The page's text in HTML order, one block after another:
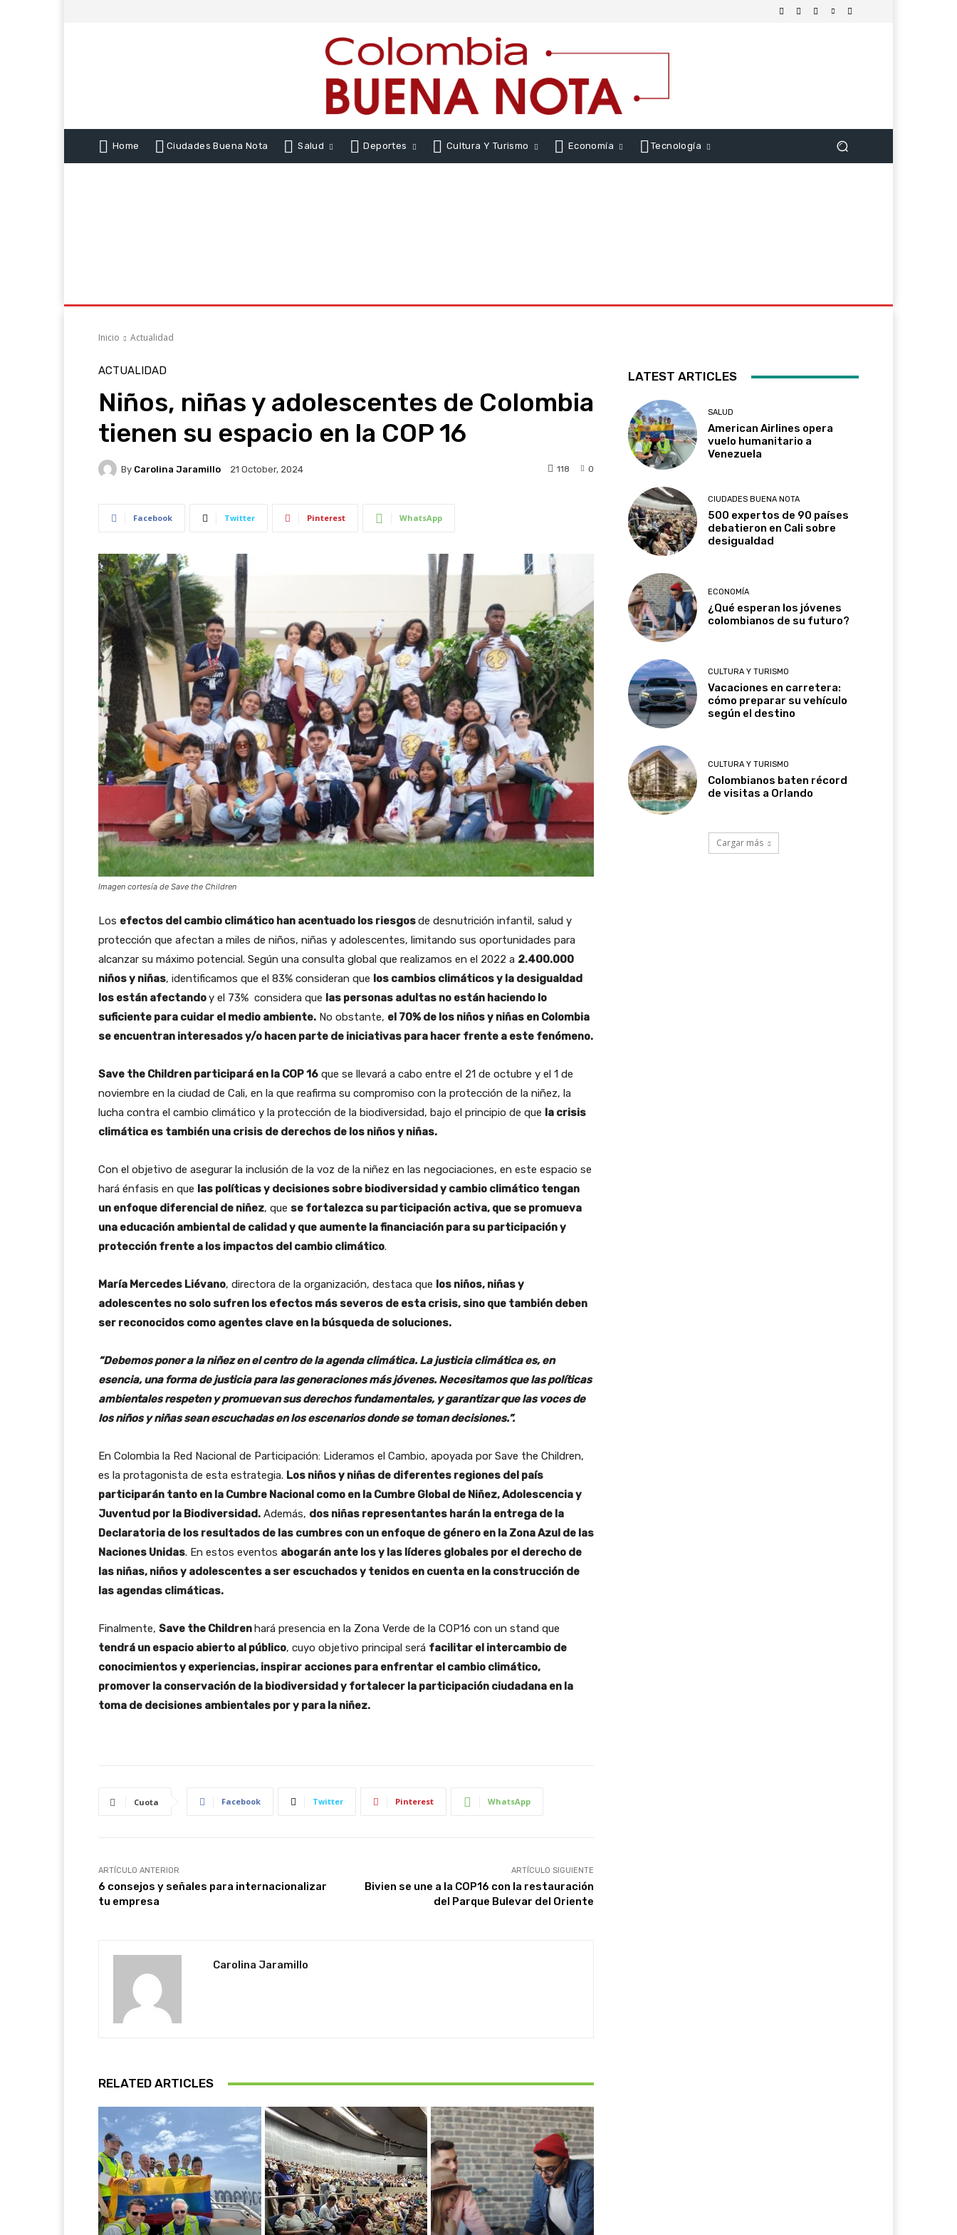
Home Ciudades Buena Nota Salud Deportes Cultura Y Turismo Economía Tecnología
Inicio Actualidad
ACTUALIDAD
Niños, niñas y adolescentes de Colombia
tienen su espacio en la COP 16
By Carolina Jaramillo 21 October, 2024 0
118
Facebook Twitter Pinterest WhatsApp
Imagen cortesía de Save the Children
Los efectos del cambio climático han acentuado los riesgosde desnutrición infantil, salud y
protección que afectan a miles de niños, niñas y adolescentes, limitando sus oportunidades para
alcanzar su máximo potencial. Según una consulta global que realizamos en el 2022 a 2.400.000
niños y niñas, identificamos que el 83% consideran que los cambios climáticos y la desigualdad
los están afectandoy el 73% considera que las personas adultas no están haciendo lo
suficiente para cuidar el medio ambiente. No obstante, el 70% de los niños y niñas en Colombia
se encuentran interesados y/o hacen parte de iniciativas para hacer frente a este fenómeno.
Save the Children participará en la COP 16 que se llevará a cabo entre el 21 de octubre y el 1 de
noviembre en la ciudad de Cali, en la que reafirma su compromiso con la protección de la niñez, la
lucha contra el cambio climático y la protección de la biodiversidad, bajo el principio de que la crisis
climática es también una crisis de derechos de los niños y niñas.
Con el objetivo de asegurar la inclusión de la voz de la niñez en las negociaciones, en este espacio se
hará énfasis en que las políticas y decisiones sobre biodiversidad y cambio climático tengan
un enfoque diferencial de niñez, que se fortalezca su participación activa, que se promueva
una educación ambiental de calidad y que aumente la financiación para su participación y
protección frente a los impactos del cambio climático.
María Mercedes Liévano, directora de la organización, destaca que los niños, niñas y
adolescentes no solo sufren los efectos más severos de esta crisis, sino que también deben
ser reconocidos como agentes clave en la búsqueda de soluciones.
“Debemos poner a la niñez en el centro de la agenda climática. La justicia climática es, en
esencia, una forma de justicia para las generaciones más jóvenes. Necesitamos que las políticas
ambientales respeten y promuevan sus derechos fundamentales, y garantizar que las voces de
los niños y niñas sean escuchadas en los escenarios donde se toman decisiones.”.
En Colombia la Red Nacional de Participación: Lideramos el Cambio, apoyada por Save the Children,
es la protagonista de esta estrategia. Los niños y niñas de diferentes regiones del país
participarán tanto en la Cumbre Nacional como en la Cumbre Global de Niñez, Adolescencia y
Juventud por la Biodiversidad. Además, dos niñas representantes harán la entrega de la
Declaratoria de los resultados de las cumbres con un enfoque de género en la Zona Azul de las
Naciones Unidas. En estos eventos abogarán ante los y las líderes globales por el derecho de
las niñas, niños y adolescentes a ser escuchados y tenidos en cuenta en la construcción de
las agendas climáticas.
Finalmente, Save the Children hará presencia en la Zona Verde de la COP16 con un stand que
tendrá un espacio abierto al público, cuyo objetivo principal será facilitar el intercambio de
conocimientos y experiencias, inspirar acciones para enfrentar el cambio climático,
promover la conservación de la biodiversidad y fortalecer la participación ciudadana en la
toma de decisiones ambientales por y para la niñez.
Cuota Facebook Twitter Pinterest WhatsApp
ARTÍCULO ANTERIOR
6 consejos y señales para internacionalizar
tu empresa
ARTÍCULO SIGUIENTE
Bivien se une a la COP16 con la restauración
del Parque Bulevar del Oriente
Carolina Jaramillo
RELATED ARTICLES
LATEST ARTICLES
SALUD
American Airlines opera
vuelo humanitario a
Venezuela
CIUDADES BUENA NOTA
500 expertos de 90 países
debatieron en Cali sobre
desigualdad
ECONOMÍA
¿Qué esperan los jóvenes
colombianos de su futuro?
CULTURA Y TURISMO
Vacaciones en carretera:
cómo preparar su vehículo
según el destino
CULTURA Y TURISMO
Colombianos baten récord
de visitas a Orlando
Cargar más